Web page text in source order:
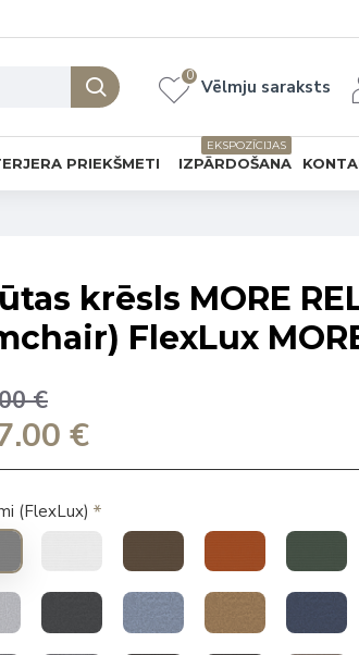
Vēlmju saraksts
0
PRIEKŠMETI IZPĀRDOŠANA
EKSPOZĪCIJAS
krēsls MORE
FlexLux
€
€
(FlexLux)